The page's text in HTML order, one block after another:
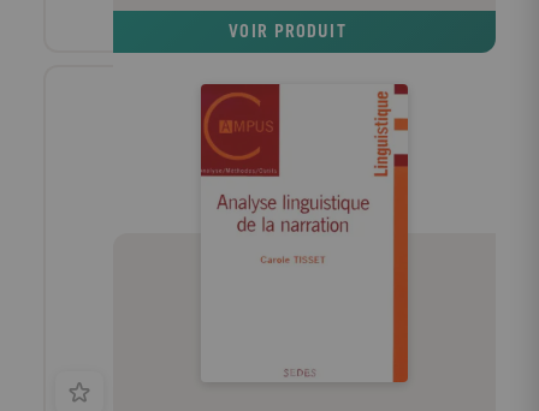
social de cette acquisition ainsi que les pathologies
savoir de base sur la description de la langue
(grammaire, orthographe, phonétique...) en insistant
sur la part de l'oral et sur la dimension textuelle.
Parler, écrire, lire à l'école dresse, pour un futur
enseignant, les attentes de l'institution, fournit des
repères indispensables pour comprendre les enjeux
de certaines pratiques et éclaire les débats actuels
nombreux exercices originaux et de devoirs inédits qui
traitées et les éclairages qu'il apporte sur de
VOIR PRODUIT